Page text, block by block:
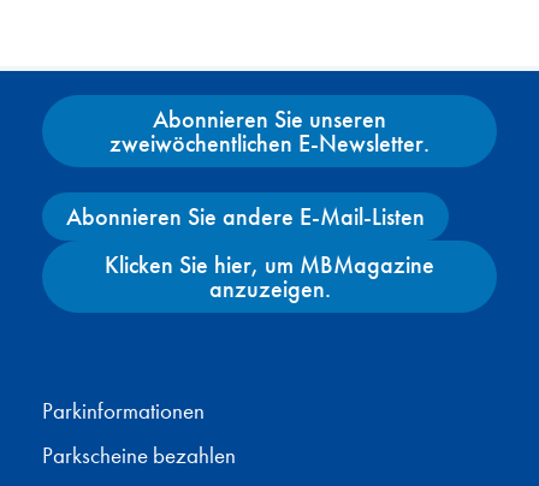
Abonnieren Sie unseren
zweiwöchentlichen E-Newsletter.
Abonnieren Sie andere E-Mail-Listen
Klicken Sie hier, um MBMagazine
anzuzeigen.
Parkinformationen
Parkscheine bezahlen